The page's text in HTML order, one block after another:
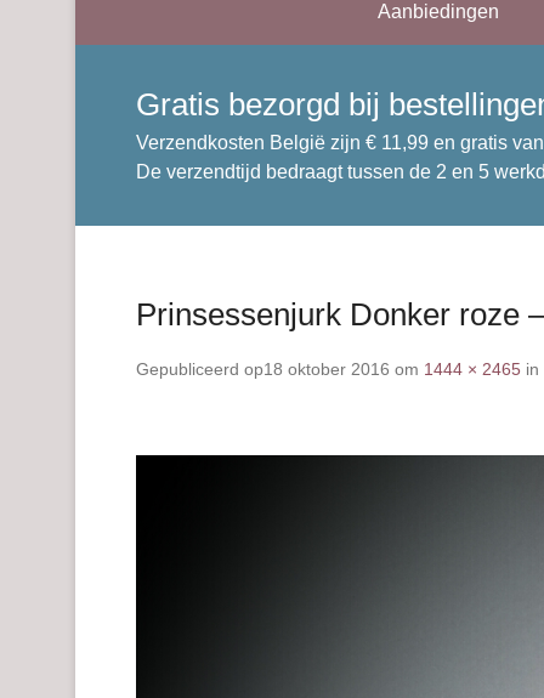
Aanbiedingen
Gratis bezorgd bij
Verzendkosten België zijn € 11,99 en gratis
De verzendtijd bedraagt tussen de 2 en 5
Prinsessenjurk Donker roze
Gepubliceerd op18 oktober 2016 om 1444 × 2465 in